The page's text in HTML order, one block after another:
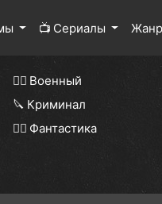
📺 Сериалы
👨‍✈️ Военный
🔪 Криминал
🧙‍♀️ Фантастика